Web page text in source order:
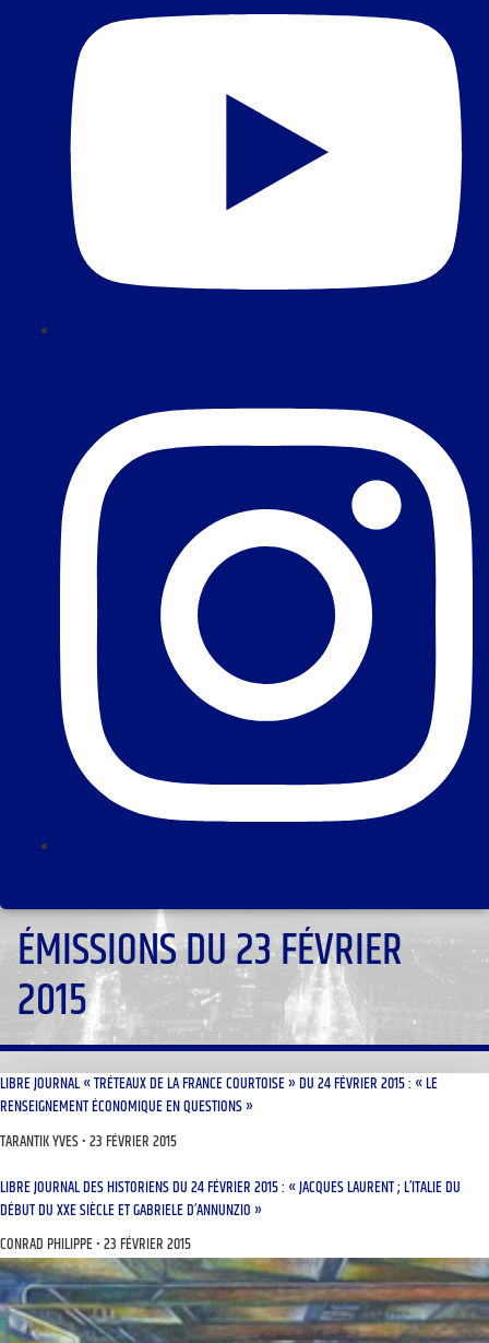
ÉMISSIONS DU 23 FÉVRIER
2015
LIBRE JOURNAL « TRÉTEAUX DE LA FRANCE COURTOISE » DU 24 FÉVRIER 2015 : « LE
RENSEIGNEMENT ÉCONOMIQUE EN QUESTIONS »
TARANTIK YVES 23 FÉVRIER 2015
LIBRE JOURNAL DES HISTORIENS DU 24 FÉVRIER 2015 : « JACQUES LAURENT ; L’ITALIE DU
DÉBUT DU XXE SIÈCLE ET GABRIELE D’ANNUNZIO »
CONRAD PHILIPPE 23 FÉVRIER 2015